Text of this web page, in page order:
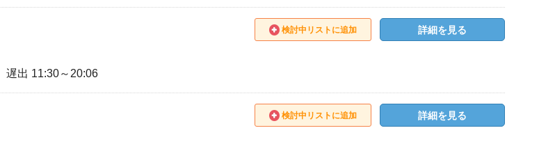
遅出 11:30～20:06
検討中リストに追加 詳細を見る
検討中リストに追加 詳細を見る